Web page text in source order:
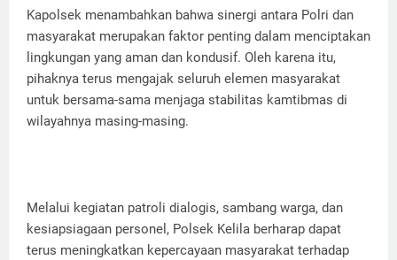
Kapolsek menambahkan bahwa sinergi antara Polri dan
masyarakat merupakan faktor penting dalam menciptakan
lingkungan yang aman dan kondusif. Oleh karena itu,
pihaknya terus mengajak seluruh elemen masyarakat
untuk bersama-sama menjaga stabilitas kamtibmas di
wilayahnya masing-masing.
Melalui kegiatan patroli dialogis, sambang warga, dan
kesiapsiagaan personel, Polsek Kelila berharap dapat
terus meningkatkan kepercayaan masyarakat terhadap